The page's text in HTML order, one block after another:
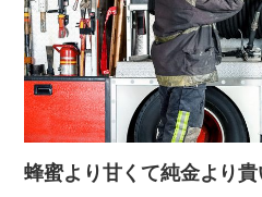
蜂蜜より甘くて純金より